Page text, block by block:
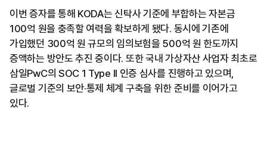
이번 증자를 통해 KODA는 신탁사 기준에 부합하는 자본금
100억 원을 충족할 여력을 확보하게 됐다. 동시에 기존에
가입했던 300억 원 규모의 임의보험을 500억 원 한도까지
증액하는 방안도 추진 중이다. 또한 국내 가상자산 사업자 최초로
삼일PwC의 SOC 1 Type II 인증 심사를 진행하고 있으며,
글로벌 기준의 보안·통제 체계 구축을 위한 준비를 이어가고
있다.